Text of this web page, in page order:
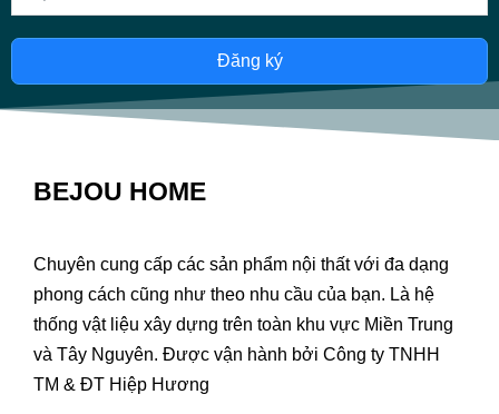
Đăng ký
BEJOU HOME
Chuyên cung cấp các sản phẩm nội thất với đa dạng
phong cách cũng như theo nhu cầu của bạn. Là hệ
thống vật liệu xây dựng trên toàn khu vực Miền Trung
và Tây Nguyên. Được vận hành bởi Công ty TNHH
TM & ĐT Hiệp Hương